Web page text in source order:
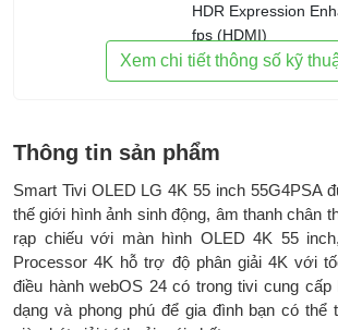
Thông tin sản phẩm
Smart Tivi OLED LG 4K 55 inch 55G4PSA
thế giới hình ảnh sinh động, âm thanh chân
rạp chiếu với màn hình OLED 4K 55
Processor 4K hỗ trợ độ phân giải 4K với
điều hành webOS 24 có trong tivi cung
dạng và phong phú để gia đình bạn có thể
HDR Expression
fps (HDMI)
Bộ xử lý α11 AI
Tiện ích:
Điều khiển tivi bằng
dụng LG ThinQ
Điều khiển bằng
Assistant có tiếng Việt
Chiếu hình từ điện
AirPlay 2
Remote thông
Kết nối ứng dụng
Xem chi tiết thông số kỹ